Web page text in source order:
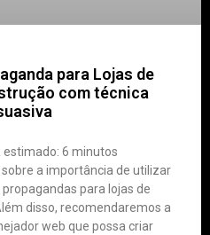
para Lojas de
com técnica
estimado: 6 minutos
a importância de utilizar
para lojas de
disso, recomendaremos a
web que possa criar